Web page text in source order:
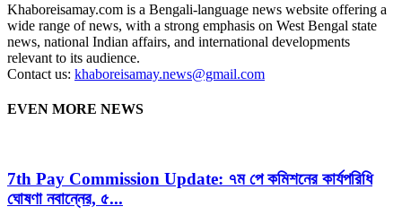
Khaboreisamay.com is a Bengali-language news website offering a
wide range of news, with a strong emphasis on West Bengal state
news, national Indian affairs, and international developments
relevant to its audience.
Contact us: khaboreisamay.news@gmail.com
EVEN MORE NEWS
7th Pay Commission Update: ৭ম পে কমিশনের কার্যপরিধি
ঘোষণা নবান্নের, ৫...